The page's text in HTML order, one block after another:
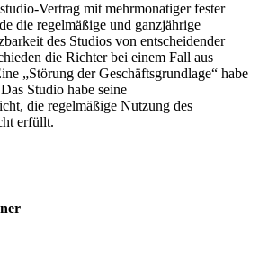
Vertrag mit mehrmonatiger fester
die regelmäßige und ganzjährige
des Studios von entscheidender
die Richter bei einem Fall aus
„Störung der Geschäftsgrundlage“ habe
Studio habe seine
die regelmäßige Nutzung des
erfüllt.